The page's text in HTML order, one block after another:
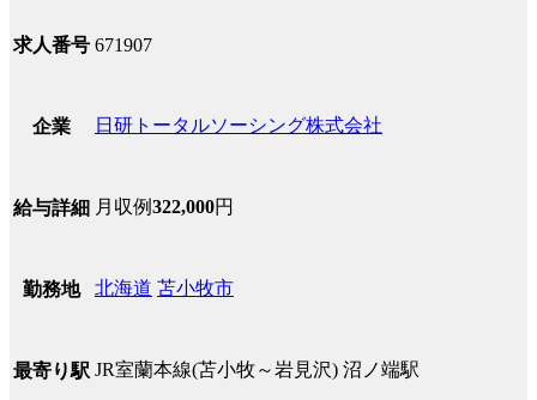
求人番号 671907
企業 日研トータルソーシング株式会社
給与詳細 月収例322,000円
勤務地 北海道 苫小牧市
最寄り駅 JR室蘭本線(苫小牧～岩見沢) 沼ノ端駅